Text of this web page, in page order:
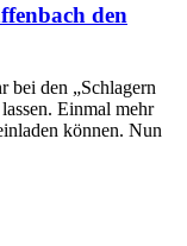
den
bei den „Schlagern
Einmal mehr
können. Nun